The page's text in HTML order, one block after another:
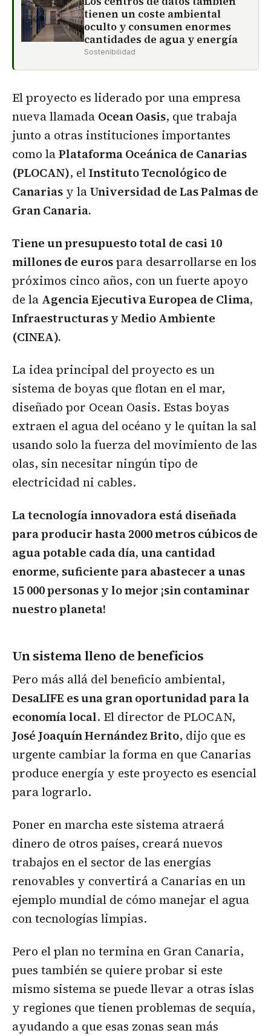
tienen un coste ambiental
oculto y consumen enormes
cantidades de agua y energía
Sostenibilidad
El proyecto es liderado por una empresa
nueva llamada Ocean Oasis, que trabaja
junto a otras instituciones importantes
como laPlataforma Oceánica de Canarias
(PLOCAN), elInstituto Tecnológico de
Canarias y laUniversidad de Las Palmas de
Gran Canaria.
Tiene un presupuesto total de casi 10
millones de eurospara desarrollarse en los
próximos cinco años, con un fuerte apoyo
de la Agencia Ejecutiva Europea de Clima,
Infraestructuras y Medio Ambiente
(CINEA).
La idea principal del proyecto es un
sistema de boyas que flotan en el mar,
diseñado por Ocean Oasis. Estas boyas
extraen el agua del océano y le quitan la sal
usando solo la fuerza del movimiento de las
olas, sin necesitar ningún tipo de
electricidad ni cables.
La tecnología innovadora está diseñada
para producir hasta 2000 metros cúbicos de
agua potable cada día, una cantidad
enorme, suficiente para abastecer a unas
15 000 personas y lo mejor ¡sin contaminar
nuestro planeta!
Un sistema lleno de beneficios
Pero más allá del beneficio ambiental,
DesaLIFE es una gran oportunidad para la
economía local. El director de PLOCAN,
José Joaquín Hernández Brito, dijo que es
urgente cambiar la forma en que Canarias
produce energía y este proyecto es esencial
para lograrlo.
Poner en marcha este sistema atraerá
dinero de otros países, creará nuevos
trabajos en el sector de las energías
renovables y convertirá a Canarias en un
ejemplo mundial de cómo manejar el agua
con tecnologías limpias.
Pero el plan no termina en Gran Canaria,
pues también se quiere probar si este
mismo sistema se puede llevar a otras islas
y regiones que tienen problemas de sequía,
ayudando a que esas zonas sean más